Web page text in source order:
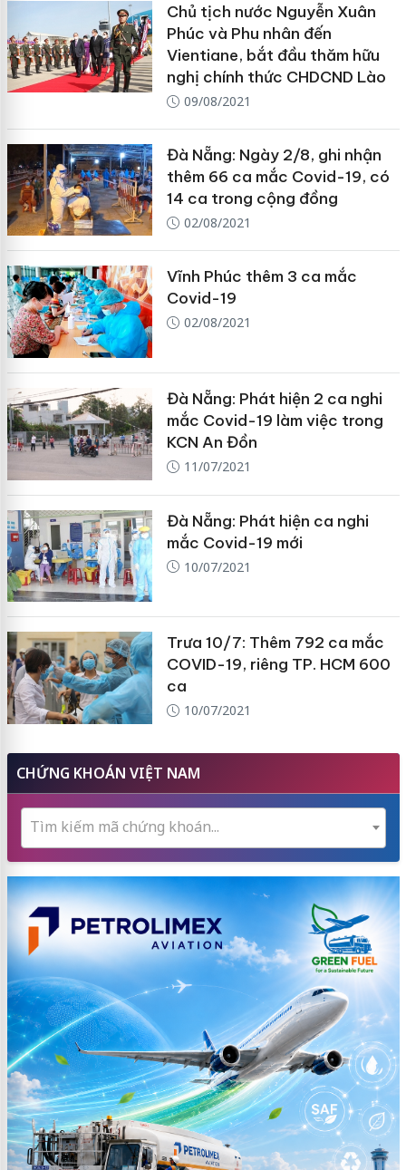
Chủ tịch nước Nguyễn Xuân
Phúc và Phu nhân đến
Vientiane, bắt đầu thăm hữu
nghị chính thức CHDCND Lào
09/08/2021
Đà Nẵng: Ngày 2/8, ghi nhận
thêm 66 ca mắc Covid-19, có
14 ca trong cộng đồng
02/08/2021
Vĩnh Phúc thêm 3 ca mắc
Covid-19
02/08/2021
Đà Nẵng: Phát hiện 2 ca nghi
mắc Covid-19 làm việc trong
KCN An Đồn
11/07/2021
Đà Nẵng: Phát hiện ca nghi
mắc Covid-19 mới
10/07/2021
Trưa 10/7: Thêm 792 ca mắc
COVID-19, riêng TP. HCM 600
ca
10/07/2021
CHỨNG KHOÁN VIỆT NAM
Tìm kiếm mã chứng khoán...